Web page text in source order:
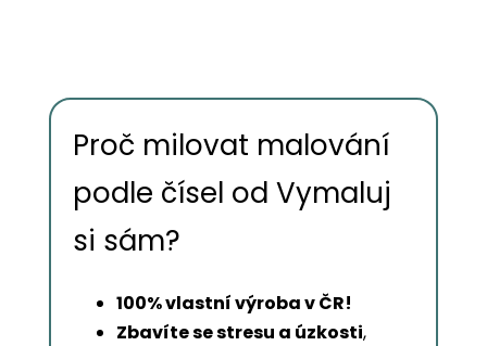
Proč milovat malování
podle čísel od Vymaluj
si sám?
100% vlastní výroba v ČR!
Zbavíte se stresu a úzkosti,